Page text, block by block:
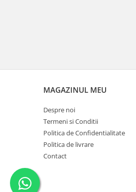
MAGAZINUL MEU
Despre noi
Termeni si Conditii
Politica de Confidentialitate
Politica de livrare
Contact